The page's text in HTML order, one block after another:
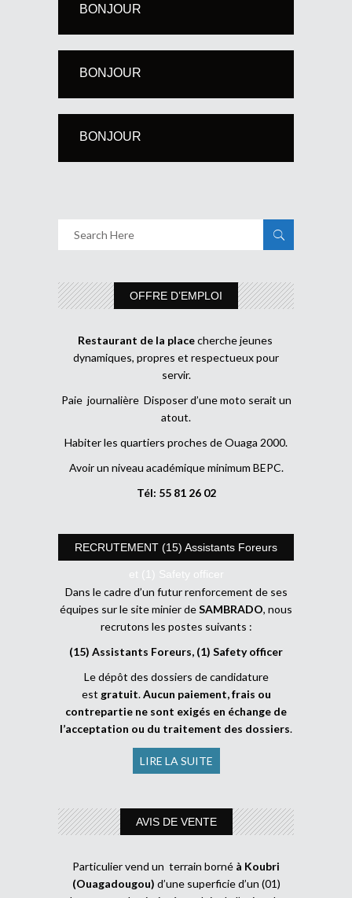
BONJOUR
BONJOUR
BONJOUR
OFFRE D’EMPLOI
Restaurant de la placecherche jeunes
dynamiques, propres et respectueux pour
servir.
Paie journalière Disposer d’une moto serait un
atout.
Habiter les quartiers proches de Ouaga 2000.
Avoir un niveau académique minimum BEPC.
Tél: 55 81 26 02
RECRUTEMENT (15) Assistants Foreurs
et (1) Safety officer
Dans le cadre d’un futur renforcement de ses
équipes sur le site minier deSAMBRADO, nous
recrutons les postes suivants :
(15) Assistants Foreurs, (1) Safety officer
Le dépôt des dossiers de candidature
est gratuit.Aucun paiement, frais ou
contrepartie ne sont exigés en échange de
l’acceptation ou du traitement des dossiers.
LIRE LA SUITE
AVIS DE VENTE
Particulier vend un terrain borné à Koubri
(Ouagadougou) d’une superficie d’un (01)